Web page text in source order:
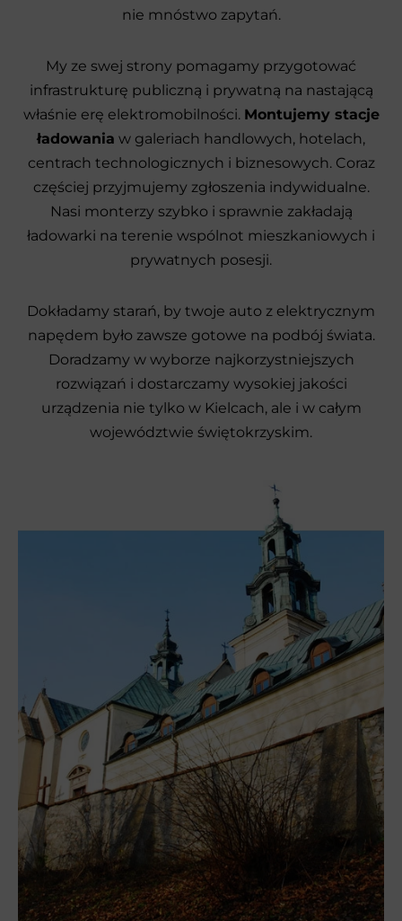
nie mnóstwo zapytań.
My ze swej strony pomagamy przygotować
infrastrukturę publiczną i prywatną na nastającą
właśnie erę elektromobilności. Montujemy stacje
ładowania w galeriach handlowych, hotelach,
centrach technologicznych i biznesowych. Coraz
częściej przyjmujemy zgłoszenia indywidualne.
Nasi monterzy szybko i sprawnie zakładają
ładowarki na terenie wspólnot mieszkaniowych i
prywatnych posesji.
Dokładamy starań, by twoje auto z elektrycznym
napędem było zawsze gotowe na podbój świata.
Doradzamy w wyborze najkorzystniejszych
rozwiązań i dostarczamy wysokiej jakości
urządzenia nie tylko w Kielcach, ale i w całym
województwie świętokrzyskim.